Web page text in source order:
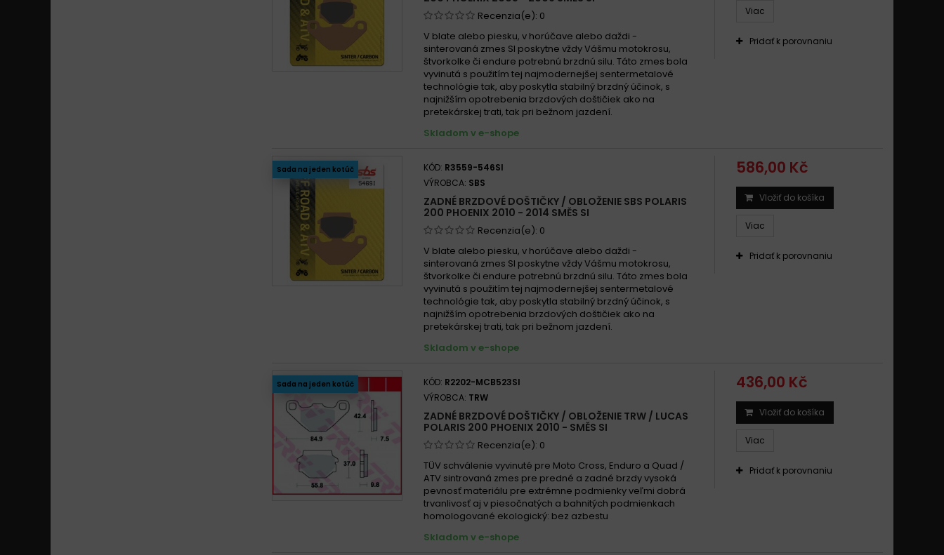
Recenzia(e): 0
V blate alebo piesku, v horúčave alebo daždi -
sinterovaná zmes SI poskytne vždy Vášmu motokrosu,
štvorkolke či endure potrebnú brzdnú silu. Táto zmes bola
vyvinutá s použitím tej najmodernejšej sentermetalové
technológie tak, aby poskytla stabilný brzdný účinok, s
najnižším opotrebenia brzdových doštičiek ako na
pretekárskej trati, tak pri bežnom jazdení.
Skladom v e-shope
Viac
Pridať k porovnaniu
Sada na jeden kotúč KÓD: R3559-546SI
VÝROBCA: SBS
ZADNÉ BRZDOVÉ DOŠTIČKY / OBLOŽENIE SBS POLARIS
200 PHOENIX 2010 - 2014 SMĚS SI
Recenzia(e): 0
V blate alebo piesku, v horúčave alebo daždi -
sinterovaná zmes SI poskytne vždy Vášmu motokrosu,
štvorkolke či endure potrebnú brzdnú silu. Táto zmes bola
vyvinutá s použitím tej najmodernejšej sentermetalové
technológie tak, aby poskytla stabilný brzdný účinok, s
najnižším opotrebenia brzdových doštičiek ako na
pretekárskej trati, tak pri bežnom jazdení.
Skladom v e-shope
586,00 Kč
Vložiť do košíka
Viac
Pridať k porovnaniu
Sada na jeden kotúč KÓD: R2202-MCB523SI
VÝROBCA: TRW
ZADNÉ BRZDOVÉ DOŠTIČKY / OBLOŽENIE TRW / LUCAS
POLARIS 200 PHOENIX 2010 - SMĚS SI
Recenzia(e): 0
TÜV schválenie vyvinuté pre Moto Cross, Enduro a Quad /
ATV sintrovaná zmes pre predné a zadné brzdy vysoká
pevnosť materiálu pre extrémne podmienky veľmi dobrá
trvanlivosť aj v piesočnatých a bahnitých podmienkach
homologované ekologický: bez azbestu
Skladom v e-shope
436,00 Kč
Vložiť do košíka
Viac
Pridať k porovnaniu